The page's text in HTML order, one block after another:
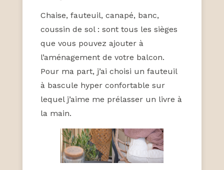
Chaise, fauteuil, canapé, banc,
coussin de sol : sont tous les sièges
que vous pouvez ajouter à
l’aménagement de votre balcon.
Pour ma part, j’ai choisi un fauteuil
à bascule hyper confortable sur
lequel j’aime me prélasser un livre à
la main.